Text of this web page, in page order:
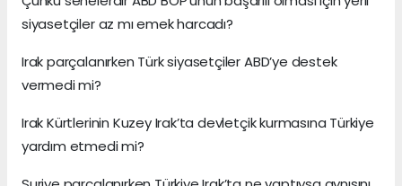
siyasetçiler az mı emek harcadı?
Irak parçalanırken Türk siyasetçiler ABD’ye destek
vermedi mi?
Irak Kürtlerinin Kuzey Irak’ta devletçik kurmasına Türkiye
yardım etmedi mi?